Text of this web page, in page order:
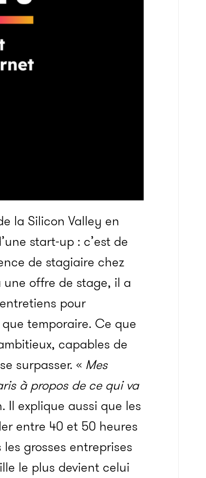
la Silicon Valley en
start-up : c’est de
de stagiaire chez
une offre de stage, il a
pour
temporaire. Ce que
capables de
surpasser. « Mes
à propos de ce qui va
Il explique aussi que les
entre 40 et 50 heures
grosses entreprises
le plus devient celui